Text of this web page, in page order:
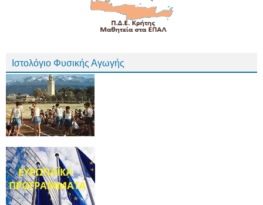
Ιστολόγιο Φυσικής Αγωγής